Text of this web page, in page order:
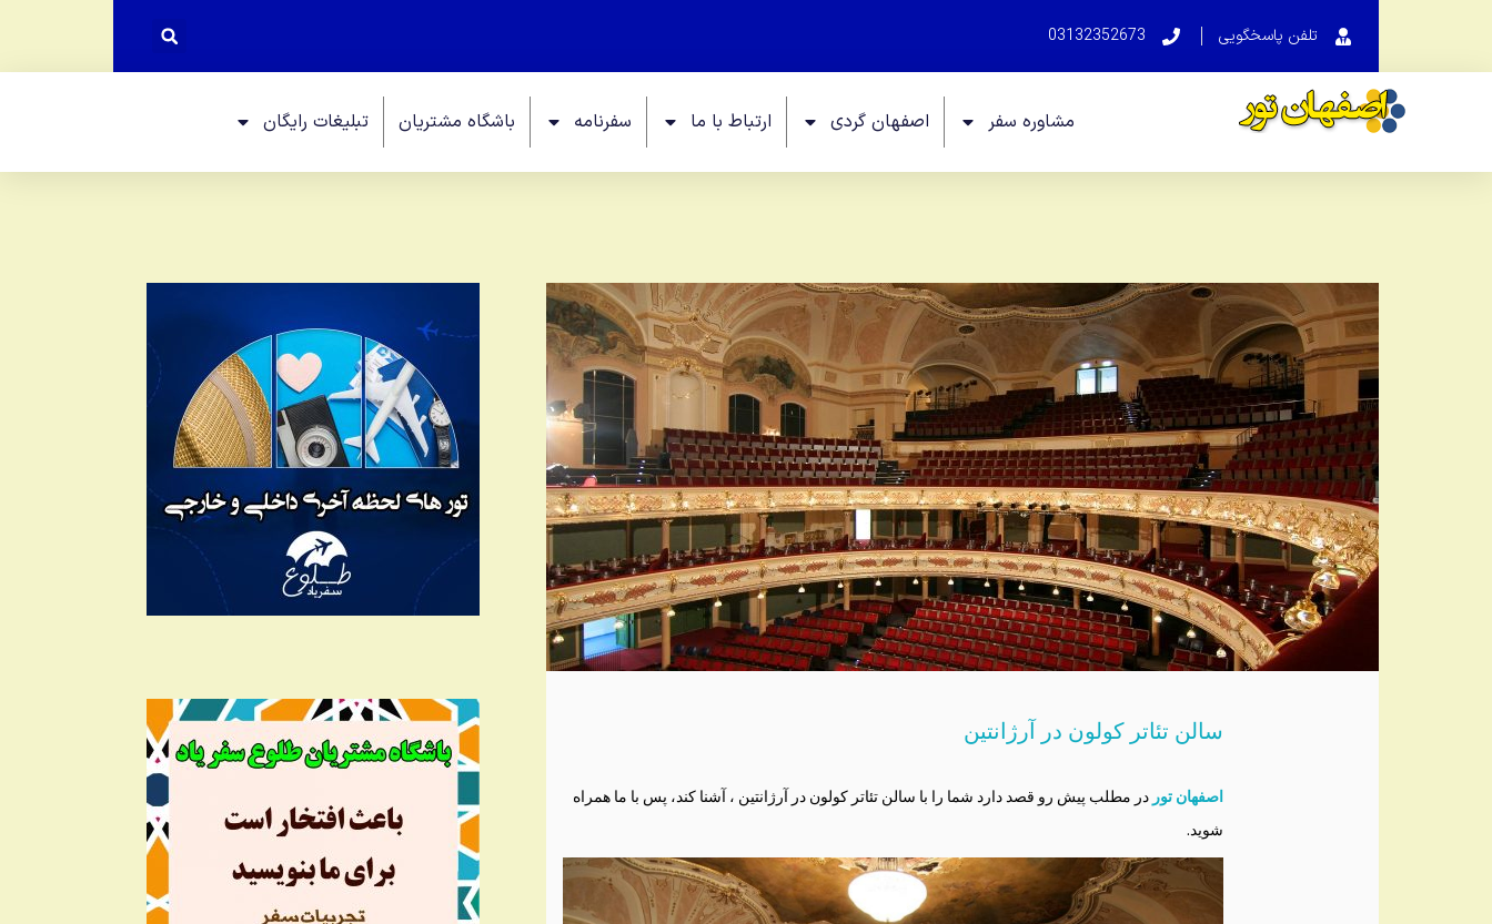
تلفن پاسخگویی 03132352673
مشاوره سفر اصفهان گردی ارتباط با ما سفرنامه باشگاه مشتریان تبلیغات رایگان
سالن تئاتر کولون در آرژانتین
اصفهان تور در مطلب پیش رو قصد دارد شما را با سالن تئاتر کولون در آرژانتین ، آشنا کند، پس با ما همراه
شوید.